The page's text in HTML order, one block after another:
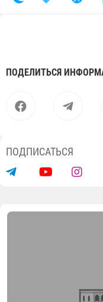
ПОДЕЛИТЬСЯ
ПОДПИСАТЬСЯ